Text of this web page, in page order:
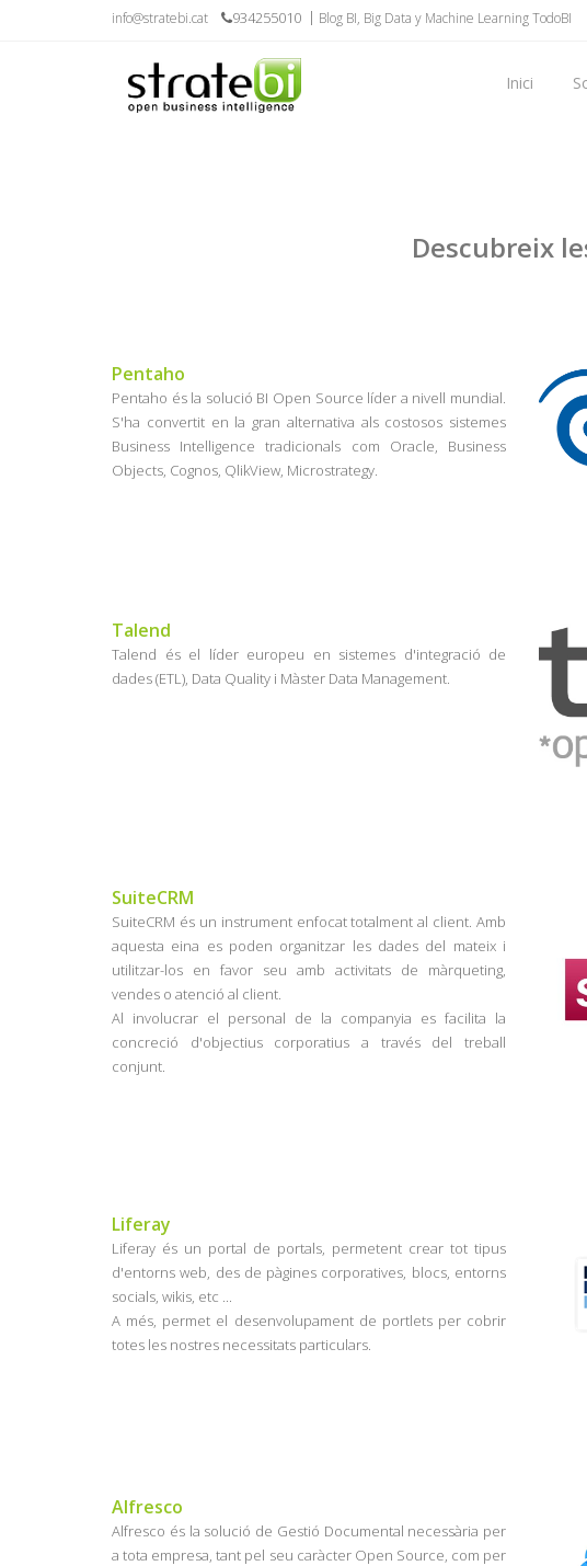
info@stratebi.cat 934255010 Blog BI, Big Data y Machine Learning TodoBI
Inici
Descubreix
Pentaho
Pentaho és la solució BI Open Source líder a nivell mundial.
S'ha convertit en la gran alternativa als costosos sistemes
Business Intelligence tradicionals com Oracle, Business
Objects, Cognos, QlikView, Microstrategy.
Talend
Talend és el líder europeu en sistemes d'integració de
dades (ETL), Data Quality i Màster Data Management.
SuiteCRM
SuiteCRM és un instrument enfocat totalment al client. Amb
aquesta eina es poden organitzar les dades del mateix i
utilitzar-los en favor seu amb activitats de màrqueting,
vendes o atenció al client.
Al involucrar el personal de la companyia es facilita la
concreció d'objectius corporatius a través del treball
conjunt.
Liferay
Liferay és un portal de portals, permetent crear tot tipus
d'entorns web, des de pàgines corporatives, blocs, entorns
socials, wikis, etc ...
A més, permet el desenvolupament de portlets per cobrir
totes les nostres necessitats particulars.
Alfresco
Alfresco és la solució de Gestió Documental necessària per
a tota empresa, tant pel seu caràcter Open Source, com per